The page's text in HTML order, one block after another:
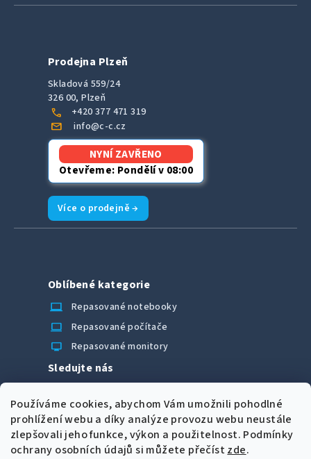
Používáme cookies, abychom Vám umožnili pohodlné
prohlížení webu a díky analýze provozu webu neustále
zlepšovali jeho funkce, výkon a použitelnost. Podmínky
ochrany osobních údajů si můžete přečíst zde.
Prodejna Plzeň
Skladová 559/24
326 00, Plzeň
call +420 377 471 319
mail info@c-c.cz
NYNÍ ZAVŘENO
Otevřeme: Pondělí v 08:00
Více o prodejně →
Oblíbené kategorie
laptop_chromebook
Repasované notebooky
computer Repasované počítače
monitor Repasované monitory
Sledujte nás
Možnosti úhrady